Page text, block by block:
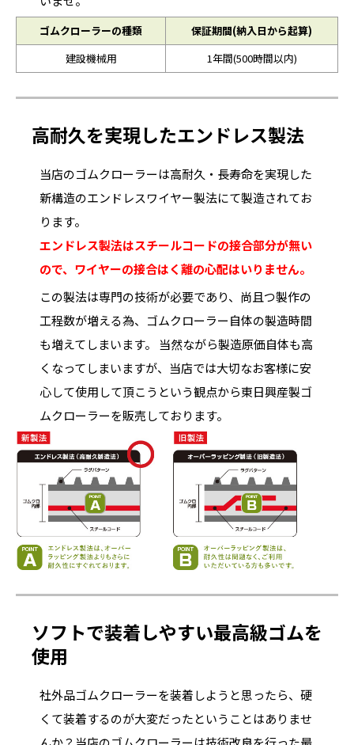
ゴムクローラーの種類
保証期間(納入日から起算)
建設機械用
1年間(500時間以内)
高耐久を実現したエンドレス製法
当店のゴムクローラーは高耐久・長寿命を実現した
新構造のエンドレスワイヤー製法にて製造されてお
ります。
エンドレス製法はスチールコードの接合部分が無い
ので、ワイヤーの接合はく離の心配はいりません。
この製法は専門の技術が必要であり、尚且つ製作の
工程数が増える為、ゴムクローラー自体の製造時間
も増えてしまいます。 当然ながら製造原価自体も高
くなってしまいますが、当店では大切なお客様に安
心して使用して頂こうという観点から東日興産製ゴ
ムクローラーを販売しております。
ソフトで装着しやすい最高級ゴムを
使用
社外品ゴムクローラーを装着しようと思ったら、硬
くて装着するのが大変だったということはありませ